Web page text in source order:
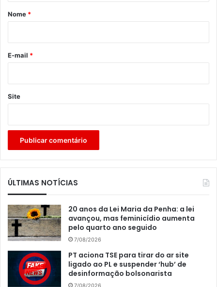
r
*
Nome *
E-mail *
Site
ÚLTIMAS NOTÍCIAS
20 anos da Lei Maria da Penha: a lei
avançou, mas feminicídio aumenta
pelo quarto ano seguido
7/08/2026
PT aciona TSE para tirar do ar site
ligado ao PL e suspender ‘hub’ de
desinformação bolsonarista
7/08/2026